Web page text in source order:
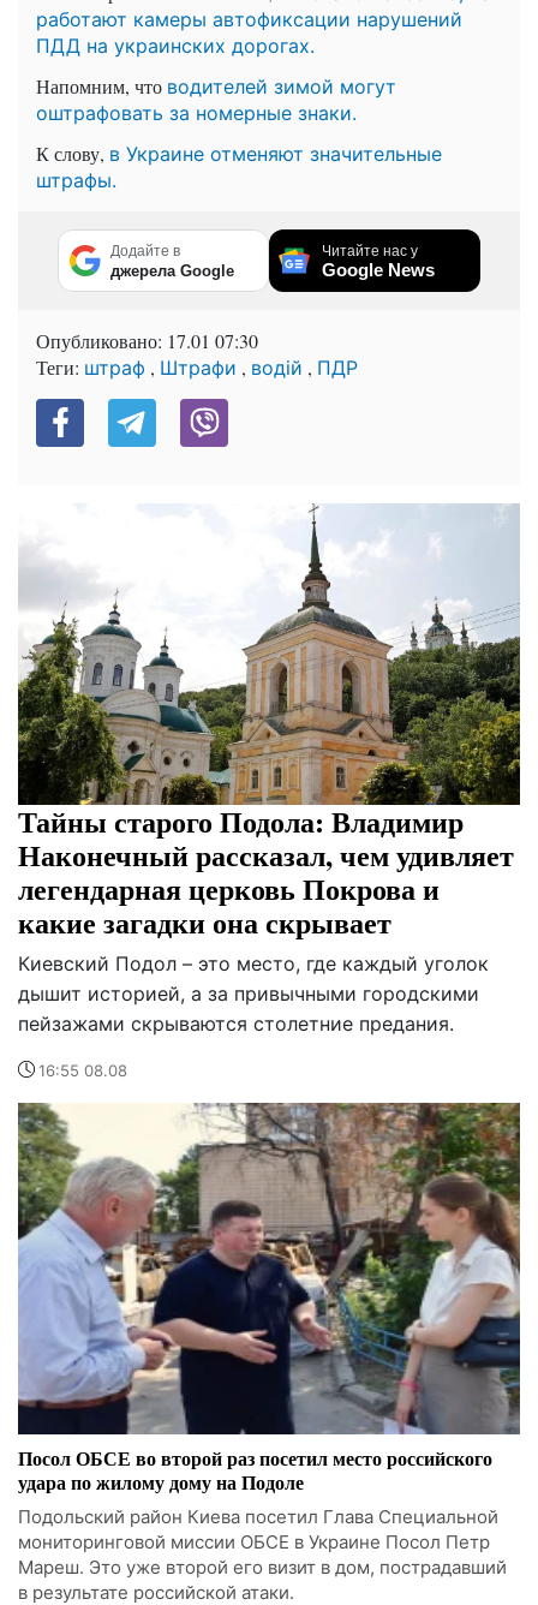
работают камеры автофиксации нарушений
ПДД на украинских дорогах.
Напомним, что водителей зимой могут
оштрафовать за номерные знаки.
К слову, в Украине отменяют значительные
штрафы.
Додайте в
джерела Google
Читайте нас у
Google News
Опубликовано: 17.01 07:30
Теги: штраф , Штрафи , водій , ПДР
Тайны старого Подола: Владимир
Наконечный рассказал, чем удивляет
легендарная церковь Покрова и
какие загадки она скрывает
Киевский Подол – это место, где каждый уголок
дышит историей, а за привычными городскими
пейзажами скрываются столетние предания.
16:55 08.08
Посол ОБСЕ во второй раз посетил место российского
удара по жилому дому на Подоле
Подольский район Киева посетил Глава Специальной
мониторинговой миссии ОБСЕ в Украине Посол Петр
Мареш. Это уже второй его визит в дом, пострадавший
в результате российской атаки.